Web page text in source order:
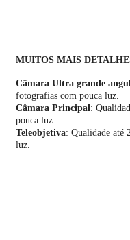
MUITOS MAIS
Câmara Ultra grande
fotografias com pouca luz.
Câmara Principal:
pouca luz.
Teleobjetiva: Qualidade até
luz.